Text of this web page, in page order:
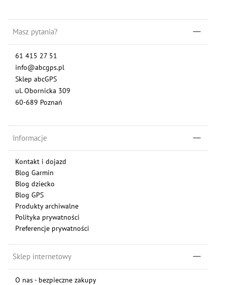
Masz pytania?
61 415 27 51
info@abcgps.pl
Sklep abcGPS
ul. Obornicka 309
60-689 Poznań
Informacje
Kontakt i dojazd
Blog Garmin
Blog dziecko
Blog GPS
Produkty archiwalne
Polityka prywatności
Preferencje prywatności
Sklep internetowy
O nas - bezpieczne zakupy